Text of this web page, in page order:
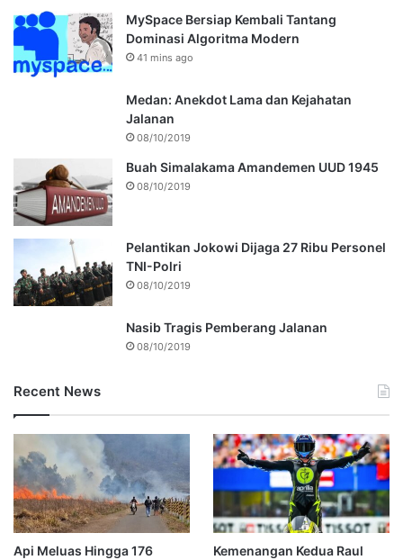
MySpace Bersiap Kembali Tantang
Dominasi Algoritma Modern
41 mins ago
Medan: Anekdot Lama dan Kejahatan
Jalanan
08/10/2019
Buah Simalakama Amandemen UUD 1945
08/10/2019
Pelantikan Jokowi Dijaga 27 Ribu Personel
TNI-Polri
08/10/2019
Nasib Tragis Pemberang Jalanan
08/10/2019
Recent News
Api Meluas Hingga 176
Kemenangan Kedua Raul